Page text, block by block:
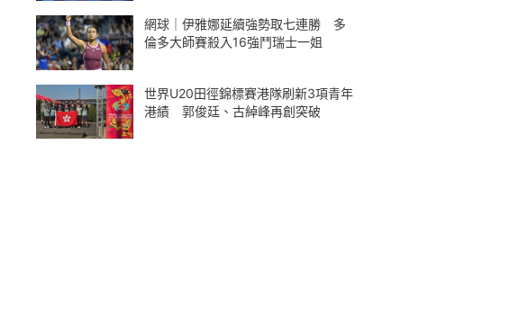
網球｜伊雅娜延續強勢取七連勝 多
倫多大師賽殺入16強鬥瑞士一姐
世界U20田徑錦標賽港隊刷新3項青年
港績 郭俊廷、古綽峰再創突破